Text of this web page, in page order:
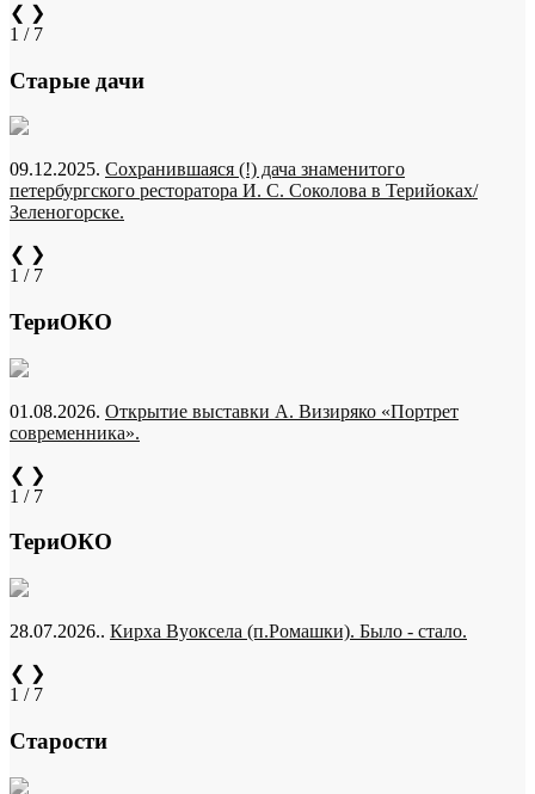
❮ ❯
1 / 7
Старые дачи
09.12.2025. Сохранившаяся (!) дача знаменитого
петербургского ресторатора И. С. Соколова в Терийоках/
Зеленогорске.
❮ ❯
1 / 7
ТериОКО
01.08.2026. Открытие выставки А. Визиряко «Портрет
современника».
❮ ❯
1 / 7
ТериОКО
28.07.2026.. Кирха Вуоксела (п.Ромашки). Было - стало.
❮ ❯
1 / 7
Старости